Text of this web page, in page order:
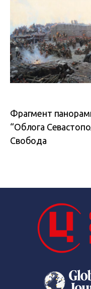
Фрагмент
“Облога
Свобода